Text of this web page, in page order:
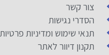
צור קשר
הסדרי נגישות
תנאי שימוש ומדיניות פרטיות
תקנון דיוור לאתר